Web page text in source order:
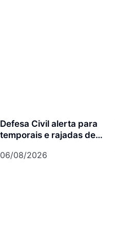
Defesa Civil alerta para
temporais e rajadas de
Joinville
06/08/2026